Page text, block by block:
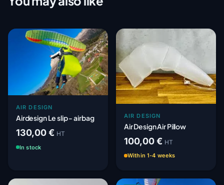
AIR DESIGN
Airdesign Le slip - airbag
130,00 € HT
In stock
AIR DESIGN
Air Design Air Pillow
100,00 € HT
Within 1-4 weeks